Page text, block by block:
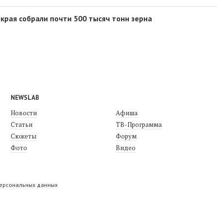
собрали почти 500 тысяч тонн зерна
NEWSLAB
Новости
Статьи
Сюжеты
Фото
Афиша
ТВ-Программа
Форум
Видео
данных